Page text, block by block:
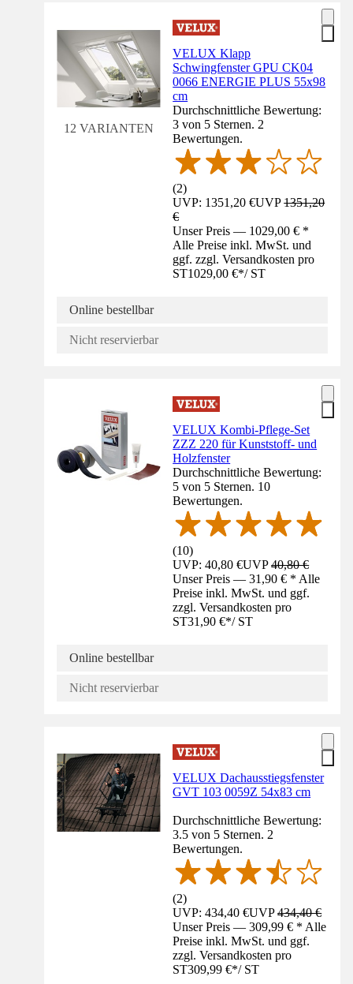
12 VARIANTEN
VELUX Klapp
Schwingfenster GPU CK04
0066 ENERGIE PLUS 55x98
cm
Durchschnittliche Bewertung:
3 von 5 Sternen. 2
Bewertungen.
(2)
UVP: 1351,20 €UVP1351,20
€
Unser Preis — 1029,00 € *
Alle Preise inkl. MwSt. und
ggf. zzgl. Versandkosten pro
ST1029,00 €*/ ST
Online bestellbar
Nicht reservierbar
VELUX Kombi-Pflege-Set
ZZZ 220 für Kunststoff- und
Holzfenster
Durchschnittliche Bewertung:
5 von 5 Sternen. 10
Bewertungen.
(10)
UVP: 40,80 €UVP40,80 €
Unser Preis — 31,90 € * Alle
Preise inkl. MwSt. und ggf.
zzgl. Versandkosten pro
ST31,90 €*/ ST
Online bestellbar
Nicht reservierbar
VELUX Dachausstiegsfenster
GVT 103 0059Z 54x83 cm
Durchschnittliche Bewertung:
3.5 von 5 Sternen. 2
Bewertungen.
(2)
UVP: 434,40 €UVP434,40 €
Unser Preis — 309,99 € * Alle
Preise inkl. MwSt. und ggf.
zzgl. Versandkosten pro
ST309,99 €*/ ST